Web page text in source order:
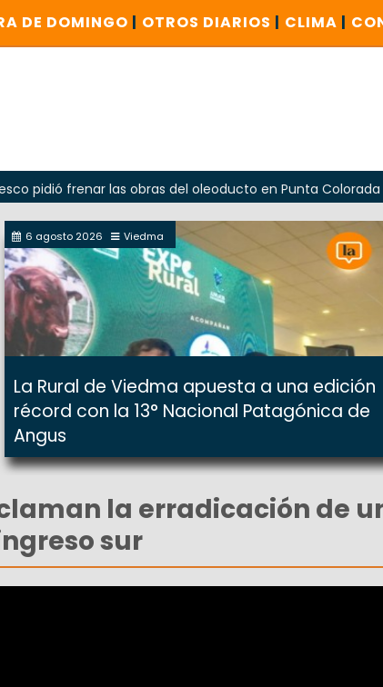
DE DOMINGO | OTROS DIARIOS | CLIMA |
frenar las obras del oleoducto en Punta Colorada
6 agosto 2026 Viedma
La Rural de Viedma apuesta a una edición
récord con la 13° Nacional Patagónica de
Angus
la erradicación de
sur